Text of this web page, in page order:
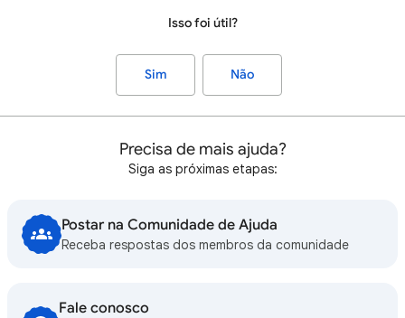
Isso foi útil?
Sim Não
Precisa de mais ajuda?
Siga as próximas etapas:
Postar na Comunidade de Ajuda
Receba respostas dos membros da comunidade
Fale conosco